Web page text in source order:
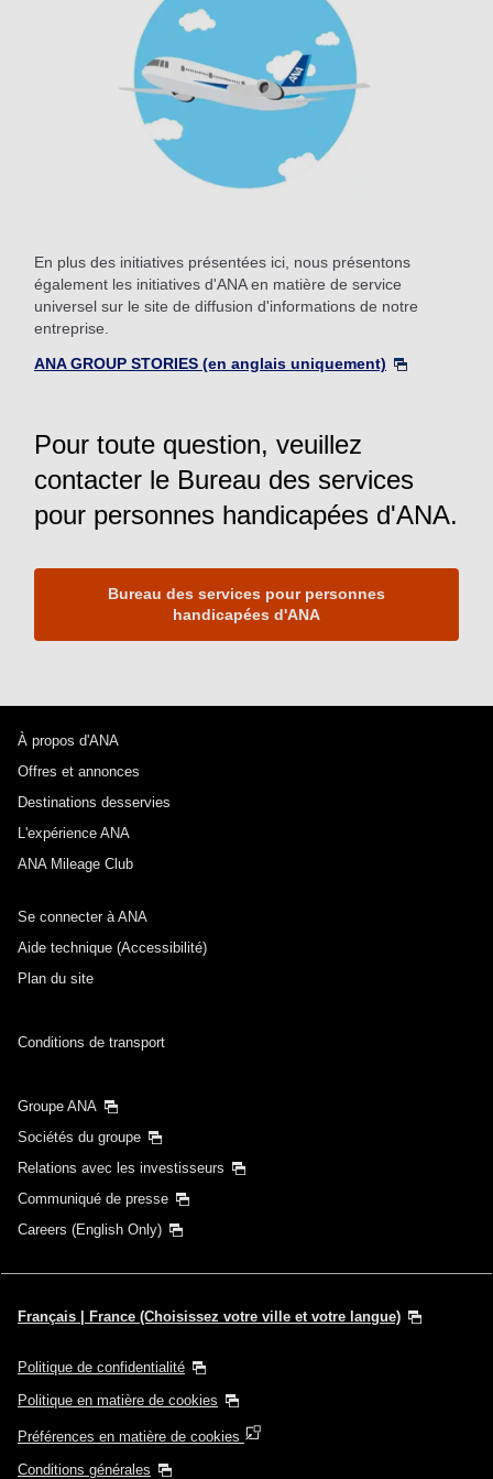
En plus des initiatives présentées ici, nous présentons
également les initiatives d'ANA en matière de service
universel sur le site de diffusion d'informations de notre
entreprise.
ANA GROUP STORIES (en anglais uniquement)
Pour toute question, veuillez
contacter le Bureau des services
pour personnes handicapées d'ANA.
Bureau des services pour personnes
handicapées d'ANA
À propos d'ANA
Offres et annonces
Destinations desservies
L'expérience ANA
ANA Mileage Club
Se connecter à ANA
Aide technique (Accessibilité)
Plan du site
Conditions de transport
Groupe ANA
Sociétés du groupe
Relations avec les investisseurs
Communiqué de presse
Careers (English Only)
Français | France (Choisissez votre ville et votre langue)
Politique de confidentialité
Politique en matière de cookies
Préférences en matière de cookies
Conditions générales